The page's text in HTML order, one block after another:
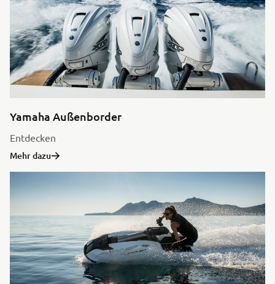
Yamaha Außenborder
Entdecken
Mehr dazu